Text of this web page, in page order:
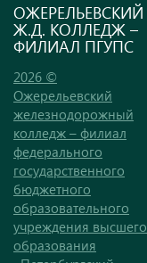
ОЖЕРЕЛЬЕВСКИЙ
Ж.Д. КОЛЛЕДЖ –
ФИЛИАЛ ПГУПС
2026 ©
Ожерельевский
железнодорожный
колледж – филиал
федерального
государственного
бюджетного
образовательного
учреждения высшего
образования